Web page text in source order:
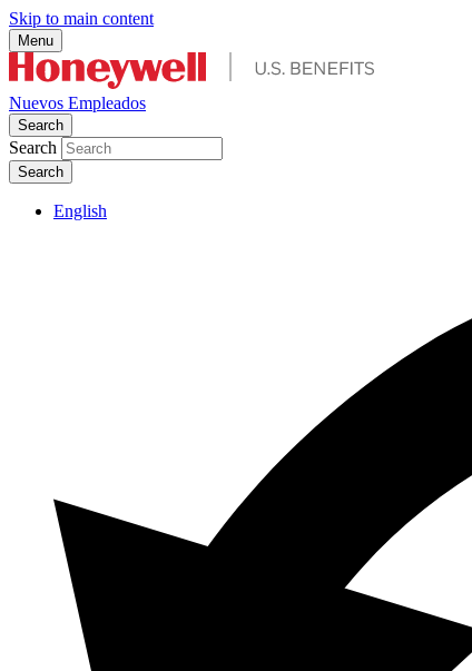
Skip to main content
Menu
Nuevos Empleados
Search
Search
English